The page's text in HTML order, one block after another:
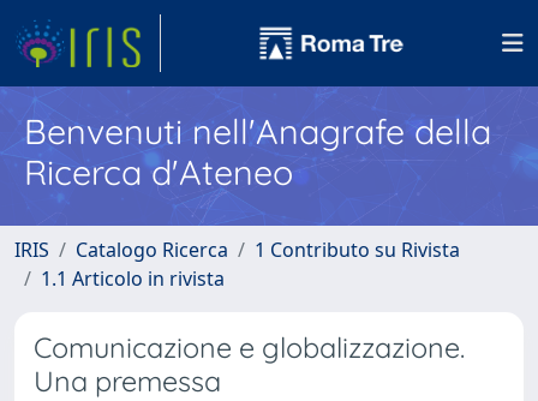
Benvenuti nell'Anagrafe della
Ricerca d'Ateneo
IRIS Catalogo Ricerca
1 Contributo su Rivista
1.1 Articolo in rivista
Comunicazione e globalizzazione.
Una premessa